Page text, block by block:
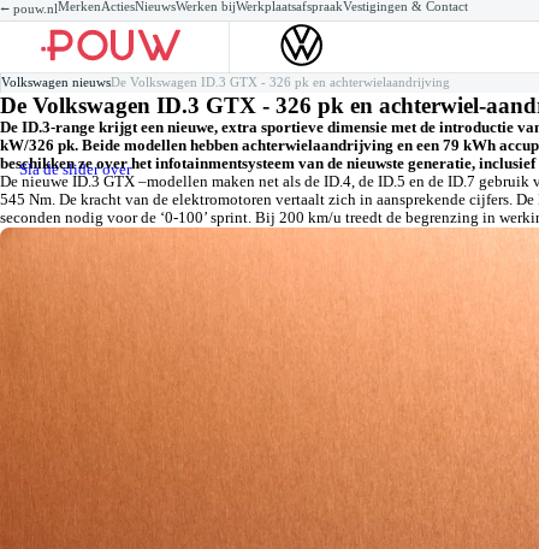
⭠ pouw.nlMerkenActiesNieuwsWerken bijWerkplaatsafspraakVestigingen & Contact
Volkswagen voorraad
Nieuw
Elektrisch
Hybride
Volkswagen voorraad
Gebruikt
Demo's
Elektrisch
Hybride
Volkswagen Private lease
Private lease acties
Private lease een nieuwe Volkswagen
Private lease een gebruikte Volkswagen
Zakelijke lease
Acties
Voorraad
Leasevormen
XLLease
Wagenparkbeheer
Werkzaamheden
Werkplaatsafspraak maken
Onderhoudsbeurt
APK
Airco
Banden
Checks
Alle werkzaamheden
Volkswagen nieuwsDe Volkswagen ID.3 GTX - 326 pk en achterwielaandrijving
De Volkswagen ID.3 GTX - 326 pk en achterwiel-
De ID.3-range krijgt een nieuwe, extra sportieve dimensie met de introductie
kW/326 pk. Beide modellen hebben achterwielaandrijving en een 79 kWh
beschikken ze over het infotainmentsysteem van de nieuwste generatie,
De nieuwe ID.3 GTX –modellen maken net als de ID.4, de ID.5 en de ID.7
545 Nm. De kracht van de elektromotoren vertaalt zich in aansprekende cijfers.
seconden nodig voor de ‘0-100’ sprint. Bij 200 km/u treedt de begrenzing in
Sla de slider over